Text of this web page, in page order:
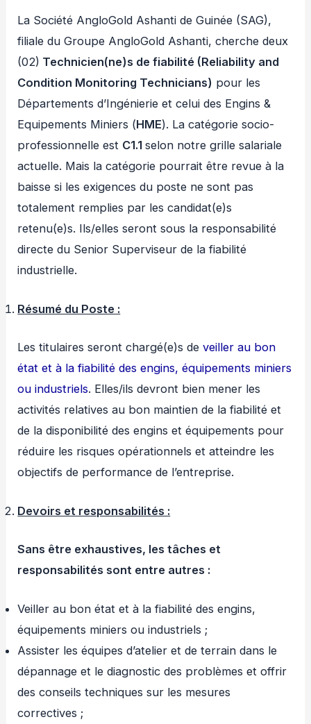
La Société AngloGold Ashanti de Guinée (SAG),
filiale du Groupe AngloGold Ashanti, cherche deux
(02) Technicien(ne)s de fiabilité (Reliability and
Condition Monitoring Technicians) pour les
Départements d’Ingénierie et celui des Engins &
Equipements Miniers (HME). La catégorie socio-
professionnelle est C1.1selon notre grille salariale
actuelle. Mais la catégorie pourrait être revue à la
baisse si les exigences du poste ne sont pas
totalement remplies par les candidat(e)s
retenu(e)s. Ils/elles seront sous la responsabilité
directe du Senior Superviseur de la fiabilité
industrielle.
Résumé du Poste :
Les titulaires seront chargé(e)s deveiller au bon
état et à la fiabilité des engins, équipements miniers
ou industriels. Elles/ils devront bien mener les
activités relatives au bon maintien de la fiabilité et
de la disponibilité des engins et équipements pour
réduire les risques opérationnels et atteindre les
objectifs de performance de l’entreprise.
Devoirs et responsabilités :
Sans être exhaustives, les tâches et
responsabilités sont entre autres :
Veiller au bon état et à la fiabilité des engins,
équipements miniers ou industriels ;
Assister les équipes d’atelier et de terrain dans le
dépannage et le diagnostic des problèmes et offrir
des conseils techniques sur les mesures
correctives ;